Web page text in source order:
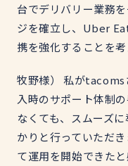
台でデリバリー業務
ジを確立し、Uber
携を強化することを考
牧野様） 私がtacoms
入時のサポート体制
なくても、スムーズ
かりと行っていただ
て運用を開始できた